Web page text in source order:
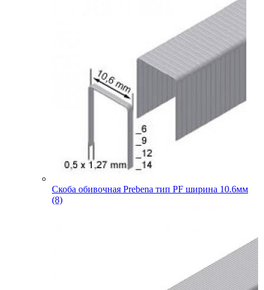
Скоба обивочная Prebena тип PF ширина 10.6мм
(8)